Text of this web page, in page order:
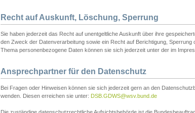
Recht auf Auskunft, Löschung, Sperrung
Sie haben jederzeit das Recht auf unentgeltliche Auskunft über ihre
den Zweck der Datenverarbeitung sowie ein Recht auf Berichtigung,
Thema personenbezogene Daten können sie sich jederzeit unter der im
Ansprechpartner für den Datenschutz
Bei Fragen oder Hinweisen können sie sich jederzeit gern an den
wenden. Diesen erreichen sie unter: DSB.GDWS@wsv.bund.de